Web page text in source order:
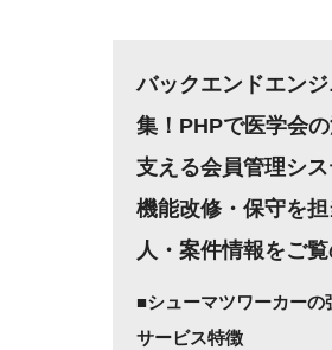
バックエンドエン
集！PHPで医学会
支える会員管理シ
機能改修・保守を
人・案件情報をご
■シューマツワーカーの
サービス特徴